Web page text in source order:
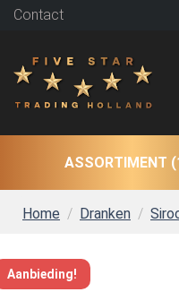
Contact
ASSORTIMENT
Home Dranken
Aanbieding!